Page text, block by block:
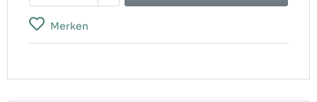
Merken